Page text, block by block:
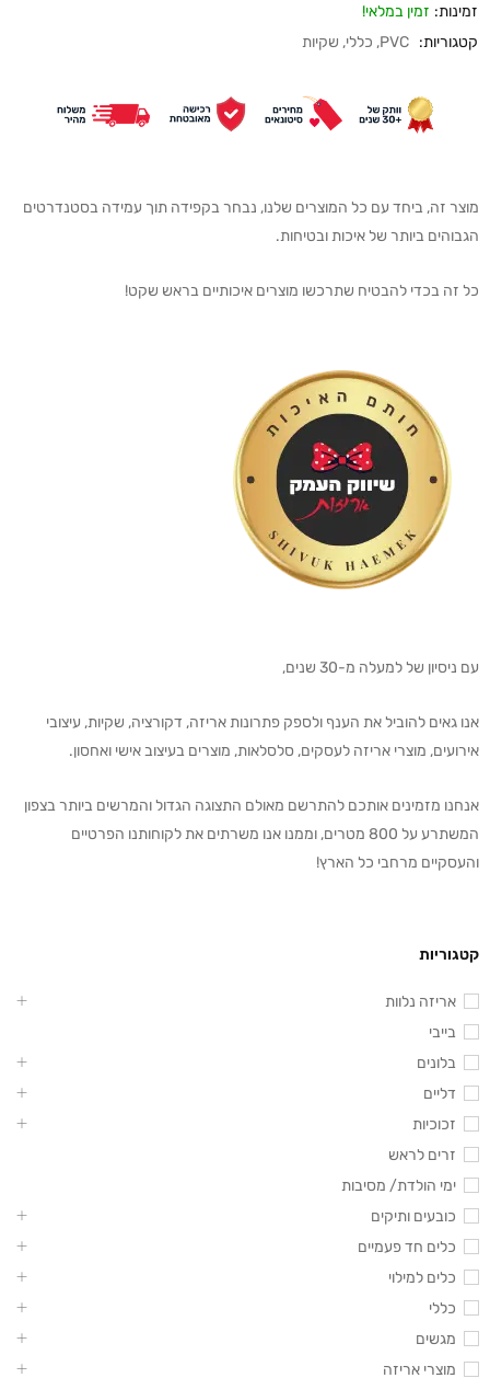
זמינות: זמין במלאי!
קטגוריות: PVC
, כללי, שקיות
מוצר זה, ביחד עם כל המוצרים שלנו, נבחר בקפידה תוך עמידה בסטנדרטים
הגבוהים ביותר של איכות ובטיחות.
כל זה בכדי להבטיח שתרכשו מוצרים איכותיים בראש שקט!
עם ניסיון של למעלה מ-30 שנים,
אנו גאים להוביל את הענף ולספק פתרונות אריזה, דקורציה, שקיות, עיצובי
אירועים, מוצרי אריזה לעסקים, סלסלאות, מוצרים בעיצוב אישי ואחסון.
אנחנו מזמינים אותכם להתרשם מאולם התצוגה הגדול והמרשים ביותר בצפון
המשתרע על 800 מטרים, וממנו אנו משרתים את לקוחותנו הפרטיים
והעסקיים מרחבי כל הארץ!
קטגוריות
אריזה נלוות
בייבי
בלונים
דליים
זכוכיות
זרים לראש
ימי הולדת/ מסיבות
כובעים ותיקים
כלים חד פעמיים
כלים למילוי
כללי
מגשים
מוצרי אריזה